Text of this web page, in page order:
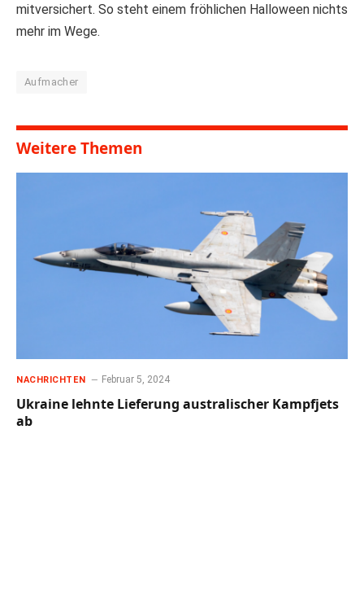
mitversichert. So steht einem fröhlichen Halloween nichts
mehr im Wege.
Aufmacher
Weitere Themen
NACHRICHTEN Februar 5, 2024
Ukraine lehnte Lieferung australischer Kampfjets
ab